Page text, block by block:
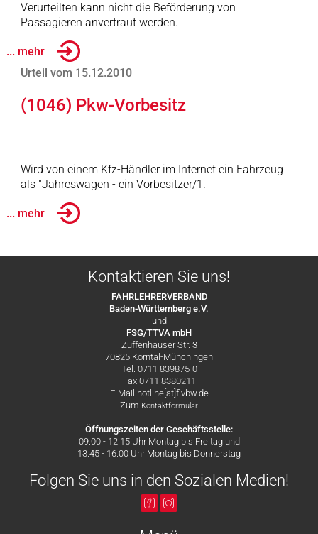
Verurteilten kann nicht die Beförderung von
Passagieren anvertraut werden.
... mehr
Urteil vom 15.12.2010
(1046) Pkw-Vorbesitz
Wird von einem Kfz-Händler im Internet ein Fahrzeug
als "Jahreswagen - ein Vorbesitzer/1.
... mehr
Kontaktieren Sie uns!
FAHRLEHRERVERBAND
Baden-Württemberg e.V.
und
FSG/TTVA mbH
Zuffenhauser Str. 3
70825 Korntal-Münchingen
Tel. 0711 839875-0
Fax 0711 8380211
E-Mail hotline[at]flvbw.de
Zum Kontaktformular
Öffnungszeiten der Geschäftsstelle:
09.00 - 12.15 Uhr Montag bis Freitag und
13.45 - 16.00 Uhr Montag bis Donnerstag
Folgen Sie uns in den Sozialen Medien!